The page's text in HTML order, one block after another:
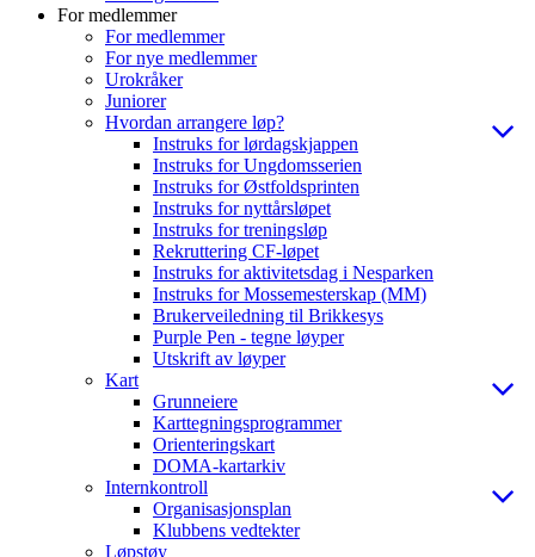
For medlemmer
For medlemmer
For nye medlemmer
Urokråker
Juniorer
Hvordan arrangere løp?
Instruks for lørdagskjappen
Instruks for Ungdomsserien
Instruks for Østfoldsprinten
Instruks for nyttårsløpet
Instruks for treningsløp
Rekruttering CF-løpet
Instruks for aktivitetsdag i Nesparken
Instruks for Mossemesterskap (MM)
Brukerveiledning til Brikkesys
Purple Pen - tegne løyper
Utskrift av løyper
Kart
Grunneiere
Karttegningsprogrammer
Orienteringskart
DOMA-kartarkiv
Internkontroll
Organisasjonsplan
Klubbens vedtekter
Løpstøy